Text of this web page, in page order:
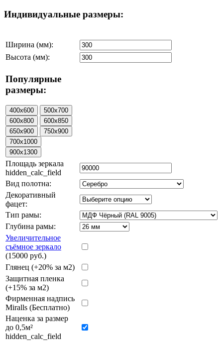
Индивидуальные размеры:
Ширина (мм):
Высота (мм):
Популярные
размеры:
Площадь зеркала
hidden_calc_field
Вид полотна:
Декоративный
фацет:
Тип рамы:
Глубина рамы:
Увеличительное
съёмное зеркало
(15000 руб.)
Глянец (+20% за м2)
Защитная пленка
(+15% за м2)
Фирменная надпись
Miralls (Бесплатно)
Наценка за размер
до 0,5м²
hidden_calc_field